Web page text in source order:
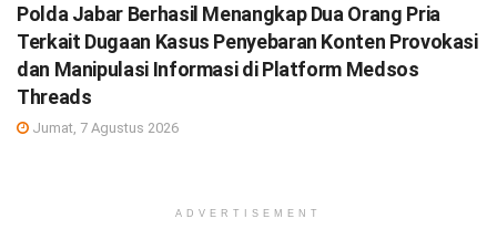
Polda Jabar Berhasil Menangkap Dua Orang Pria
Terkait Dugaan Kasus Penyebaran Konten Provokasi
dan Manipulasi Informasi di Platform Medsos
Threads
Jumat, 7 Agustus 2026
ADVERTISEMENT